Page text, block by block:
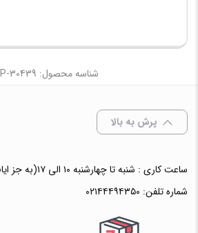
شناسه محصول: AKP-30439
پرش به بالا
ساعت کاری : شنبه تا چهارشنبه ۱۰ الی ۱۷(به جز ایام تعطیل)
شماره تلفن: ۰۲۱۴۴۴۹۴۳۵۰